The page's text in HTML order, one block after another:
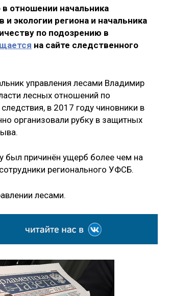
отношении начальника
экологии региона и начальника
по подозрению в
на сайте следственного
управления лесами Владимир
лесных отношений по
в 2017 году чиновники в
организовали рубку в защитных
причинён ущерб более чем на
регионального УФСБ.
лесами.